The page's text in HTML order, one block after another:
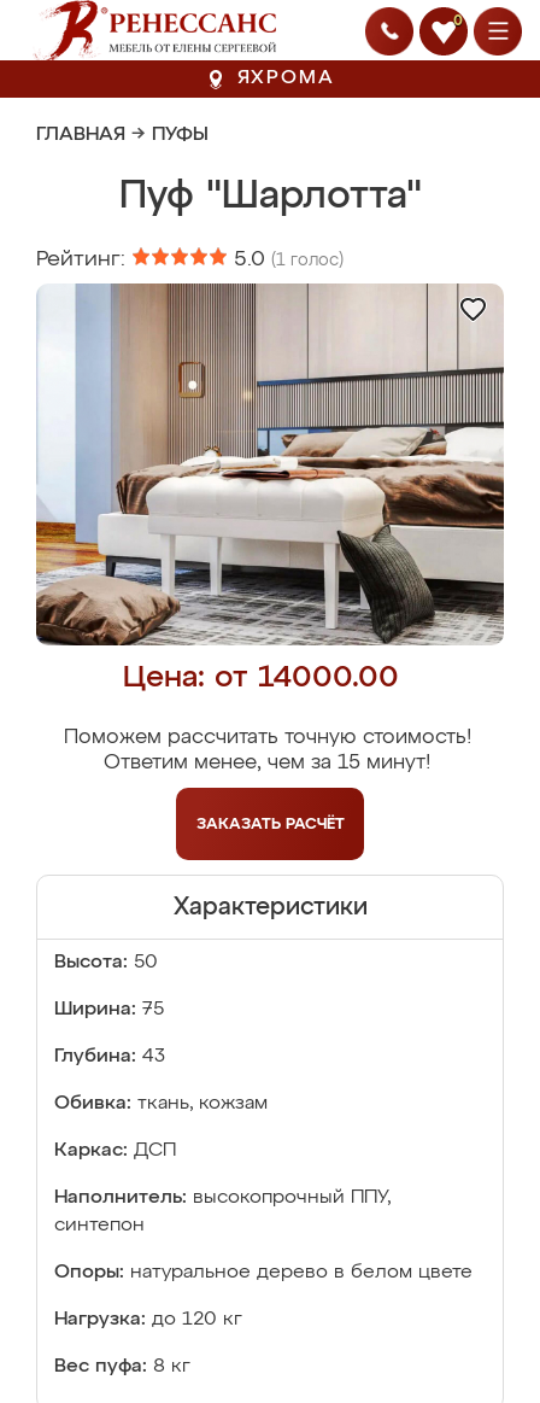
0
ЯХРОМА
ГЛАВНАЯ → ПУФЫ
Пуф "Шарлотта"
Рейтинг: 5.0 (1 голос)
Цена: от 14000.00
Поможем рассчитать точную стоимость!
Ответим менее, чем за 15 минут!
ЗАКАЗАТЬ РАСЧЁТ
Характеристики
Высота: 50
Ширина: 75
Глубина: 43
Обивка: ткань, кожзам
Каркас: ДСП
Наполнитель: высокопрочный ППУ,
синтепон
Опоры: натуральное дерево в белом цвете
Нагрузка: до 120 кг
Вес пуфа: 8 кг